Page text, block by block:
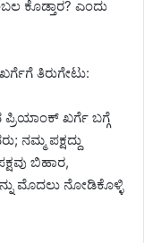
ಕೊಡ್ತಾರ? ಎಂದು
ತಿರುಗೇಟು:
ಪ್ರಿಯಾಂಕ್ ಖರ್ಗೆ ಬಗ್ಗೆ
ನಮ್ಮ ಪಕ್ಷದ್ದು
ಬಿಹಾರ,
ಮೊದಲು ನೋಡಿಕೊಳ್ಳಿ